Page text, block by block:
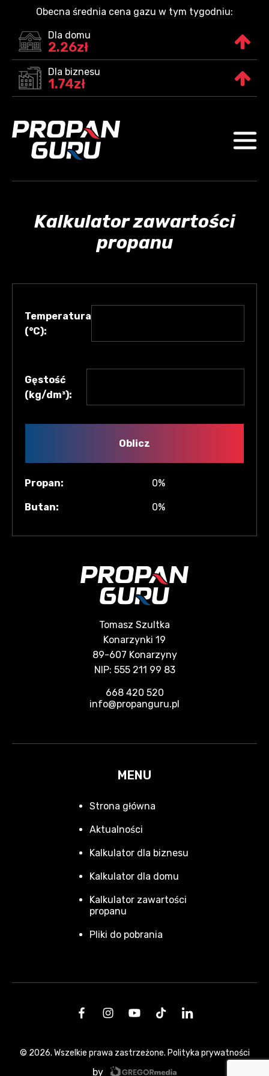
Obecna średnia cena gazu w tym tygodniu:
Dla domu
2.26zł
Dla biznesu
1.74zł
Kalkulator zawartości
propanu
Temperatura
(°C):
Gęstość
(kg/dm³):
Oblicz
Propan: 0%
Butan: 0%
Tomasz Szultka
Konarzynki 19
89-607 Konarzyny
NIP: 555 211 99 83
668 420 520
info@propanguru.pl
MENU
Strona główna
Aktualności
Kalkulator dla biznesu
Kalkulator dla domu
Kalkulator zawartości
propanu
Pliki do pobrania
© 2026. Wszelkie prawa zastrzeżone. Polityka prywatności
by